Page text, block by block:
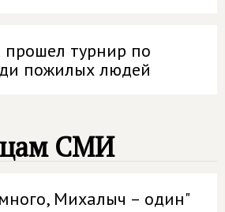
прошел турнир по
пожилых людей
СМИ
Михалыч – один"